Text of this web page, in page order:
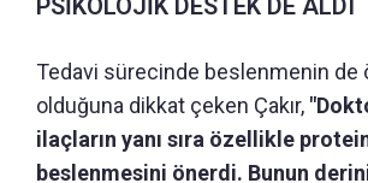
PSİKOLOJİK DESTEK DE ALDI
Tedavi sürecinde beslenmenin de
olduğuna dikkat çeken Çakır,
ilaçların yanı sıra özellikle protein
beslenmesini önerdi. Bunun